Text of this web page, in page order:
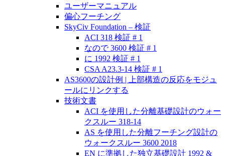
ユーザーマニュアル
偏心フーチング
SkyCiv Foundation – 検証
ACI 318 検証 # 1
なので 3600 検証 # 1
に 1992 検証 # 1
CSA A23.3-14 検証 # 1
AS3600の設計例 | 上部構造の反応をモジュ
ールにリンクする
技術文書
ACI を使用した分離基礎設計のウォー
クスルー 318-14
AS を使用した分離フーチング設計の
ウォークスルー 3600 2018
EN に準拠した独立基礎設計 1992 &